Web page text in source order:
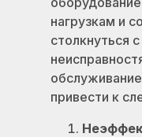
нагрузкам и
столкнуться
привести к